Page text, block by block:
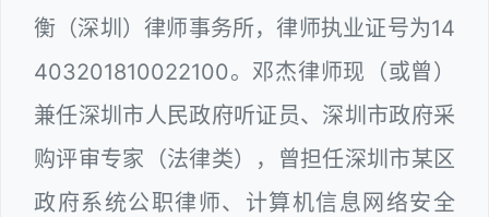
衡（深圳）律师事务所，律师执业证号为14
403201810022100。邓杰律师现（或曾）
兼任深圳市人民政府听证员、深圳市政府采
购评审专家（法律类），曾担任深圳市某区
政府系统公职律师、计算机信息网络安全